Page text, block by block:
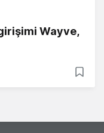
Wayve,